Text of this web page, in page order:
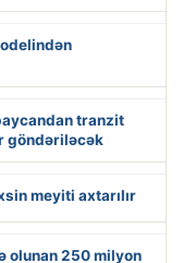
tranzit
göndəriləcək
meyiti axtarılır
olunan 250 milyon